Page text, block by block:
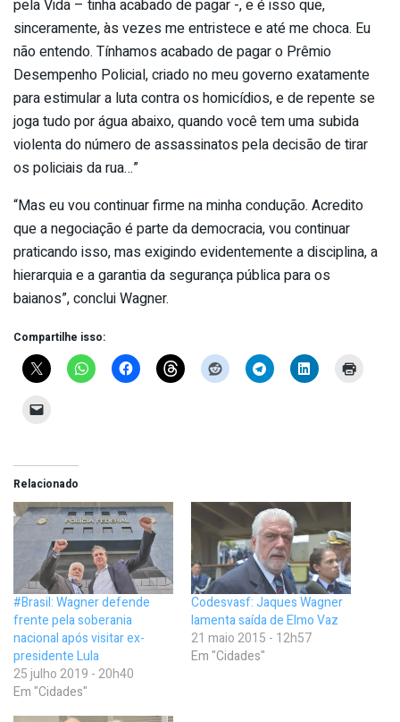
pela Vida – tinha acabado de pagar -, e é isso que,
sinceramente, às vezes me entristece e até me choca. Eu
não entendo. Tínhamos acabado de pagar o Prêmio
Desempenho Policial, criado no meu governo exatamente
para estimular a luta contra os homicídios, e de repente se
joga tudo por água abaixo, quando você tem uma subida
violenta do número de assassinatos pela decisão de tirar
os policiais da rua…”
“Mas eu vou continuar firme na minha condução. Acredito
que a negociação é parte da democracia, vou continuar
praticando isso, mas exigindo evidentemente a disciplina, a
hierarquia e a garantia da segurança pública para os
baianos”, conclui Wagner.
Compartilhe isso:
Relacionado
#Brasil: Wagner defende
frente pela soberania
nacional após visitar ex-
presidente Lula
25 julho 2019 - 20h40
Em "Cidades"
Codesvasf: Jaques Wagner
lamenta saída de Elmo Vaz
21 maio 2015 - 12h57
Em "Cidades"